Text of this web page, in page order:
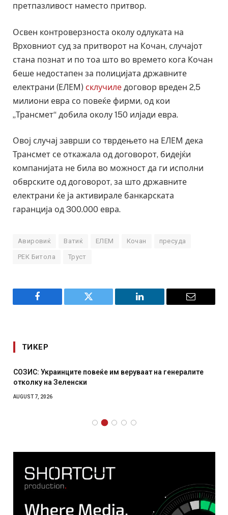
претпазливост наместо притвор.
Освен контроверзноста околу одлуката на
Врховниот суд за притворот на Кочан, случајот
стана познат и по тоа што во времето кога Кочан
беше недостапен за полицијата државните
електрани (ЕЛЕМ) склучиле договор вреден 2,5
милиони евра со повеќе фирми, од кои
„Трансмет“ добила околу 150 илјади евра.
Овој случај заврши со тврдењето на ЕЛЕМ дека
Трансмет се откажала од договорот, бидејќи
компанијата не била во можност да ги исполни
обврските од договорот, за што државните
електрани ќе ја активирале банкарската
гаранција од 300.000 евра.
Авировиќ Ватиќ ЕЛЕМ Кочан пресуда
РЕК Битола Труст
Facebook Twitter LinkedIn Email
ТИКЕР
СОЗИС: Украинците повеќе им веруваат на генералите
отколку на Зеленски
AUGUST 7, 2026